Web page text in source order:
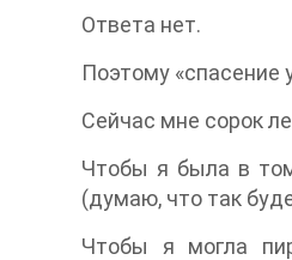
Ответа нет.
Поэтому
Сейчас мне сорок
Чтобы я была в
(думаю, что так
Чтобы я могла